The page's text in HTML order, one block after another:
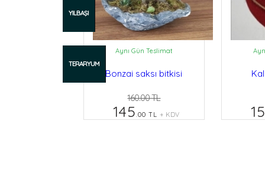
YILBAŞI
TERARYUM
Aynı Gün Teslimat
Bonzai saksı bitkisi
160.00 TL
145.00 TL+ KDV